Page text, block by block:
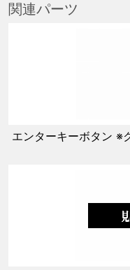
関連パーツ
エンターキーボタン ※